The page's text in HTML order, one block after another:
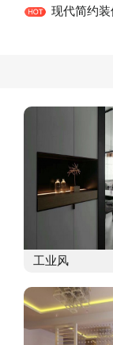
现代简约
工业风